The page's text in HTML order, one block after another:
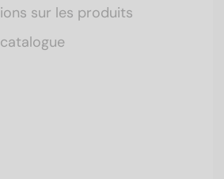
sur les produits